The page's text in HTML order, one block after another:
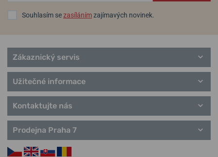
Kinetic
Presage
Samurai
Souhlasím sezasílánímzajímavých novinek.
Zákaznický servis
Užitečné informace
Kontaktujte nás
Prodejna Praha 7